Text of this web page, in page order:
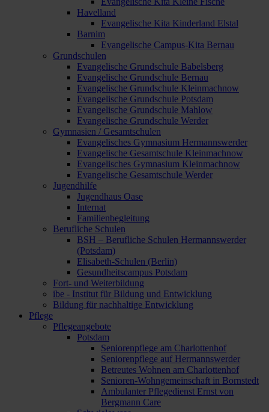
Havelland
Evangelische Kita Kinderland Elstal
Barnim
Evangelische Campus-Kita Bernau
Grundschulen
Evangelische Grundschule Babelsberg
Evangelische Grundschule Bernau
Evangelische Grundschule Kleinmachnow
Evangelische Grundschule Potsdam
Evangelische Grundschule Mahlow
Evangelische Grundschule Werder
Gymnasien / Gesamtschulen
Evangelisches Gymnasium Hermannswerder
Evangelische Gesamtschule Kleinmachnow
Evangelisches Gymnasium Kleinmachnow
Evangelische Gesamtschule Werder
Jugendhilfe
Jugendhaus Oase
Internat
Familienbegleitung
Berufliche Schulen
BSH – Berufliche Schulen Hermannswerder
(Potsdam)
Elisabeth-Schulen (Berlin)
Gesundheitscampus Potsdam
Fort- und Weiterbildung
ibe - Institut für Bildung und Entwicklung
Bildung für nachhaltige Entwicklung
Pflege
Pflegeangebote
Potsdam
Seniorenpflege am Charlottenhof
Seniorenpflege auf Hermannswerder
Betreutes Wohnen am Charlottenhof
Senioren-Wohngemeinschaft in Bornstedt
Ambulanter Pflegedienst Ernst von
Bergmann Care